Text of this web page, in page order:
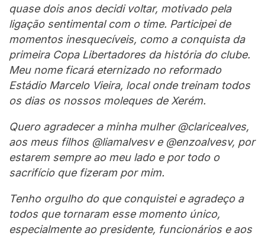
quase dois anos decidi voltar, motivado pela
ligação sentimental com o time. Participei de
momentos inesquecíveis, como a conquista da
primeira Copa Libertadores da história do clube.
Meu nome ficará eternizado no reformado
Estádio Marcelo Vieira, local onde treinam todos
os dias os nossos moleques de Xerém.
Quero agradecer a minha mulher @claricealves,
aos meus filhos @liamalvesv e @enzoalvesv, por
estarem sempre ao meu lado e por todo o
sacrifício que fizeram por mim.
Tenho orgulho do que conquistei e agradeço a
todos que tornaram esse momento único,
especialmente ao presidente, funcionários e aos